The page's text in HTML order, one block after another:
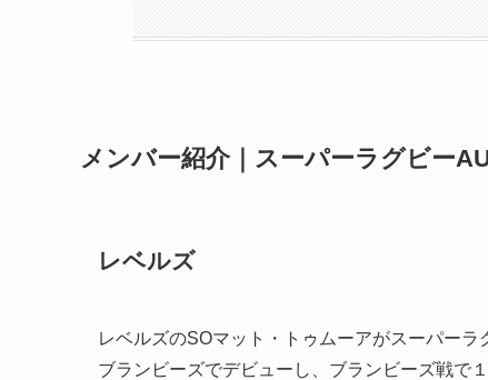
メンバー紹介｜スーパーラグビー
レベルズ
レベルズのSOマット・トゥムーアがスーパーラ
ブランビーズでデビューし、ブランビーズ戦で